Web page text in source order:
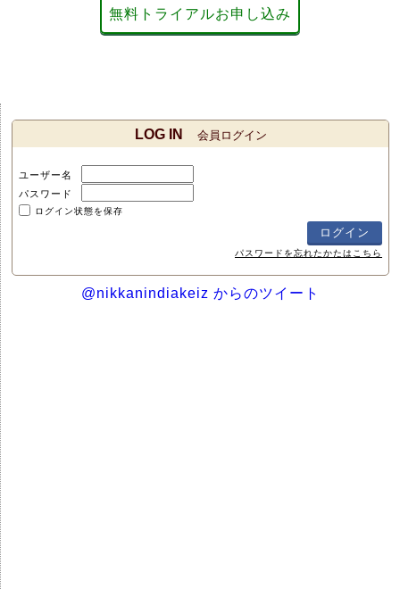
無料トライアルお申し込み
LOG IN 会員ログイン
ユーザー名
パスワード
ログイン状態を保存
パスワードを忘れたかたはこちら
@nikkanindiakeiz からのツイート